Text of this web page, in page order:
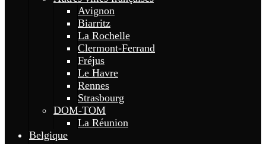
Avignon
Biarritz
La Rochelle
Clermont-Ferrand
Fréjus
Le Havre
Rennes
Strasbourg
DOM-TOM
La Réunion
Belgique